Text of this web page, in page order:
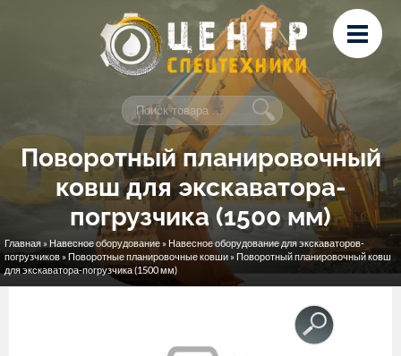
Перейти к основному содержанию
Лизинг
Сервис и ремонт
Контакты
Поворотный планировочный
ковш для экскаватора-
погрузчика (1500 мм)
Вы здесь
Главная » Навесное оборудование » Навесное оборудование для экскаваторов-
погрузчиков »Поворотные планировочные ковши » Поворотный планировочный ковш
для экскаватора-погрузчика (1500 мм)